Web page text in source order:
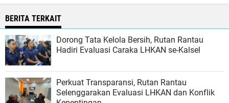
BERITA TERKAIT
Dorong Tata Kelola Bersih, Rutan Rantau
Hadiri Evaluasi Caraka LHKAN se-Kalsel
Perkuat Transparansi, Rutan Rantau
Selenggarakan Evaluasi LHKAN dan Konflik